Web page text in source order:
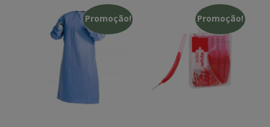
Promoção! Promoção!